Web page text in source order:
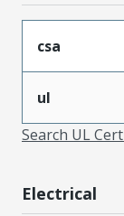
csa
ul
Search UL
Electrical